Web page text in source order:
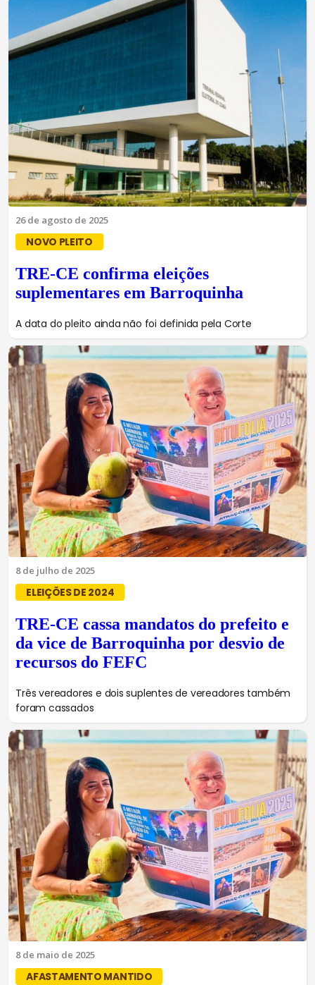
26 de agosto de 2025
NOVO PLEITO
TRE-CE confirma eleições
suplementares em Barroquinha
A data do pleito ainda não foi definida pela Corte
8 de julho de 2025
ELEIÇÕES DE 2024
TRE-CE cassa mandatos do prefeito e
da vice de Barroquinha por desvio de
recursos do FEFC
Três vereadores e dois suplentes de vereadores também
foram cassados
8 de maio de 2025
AFASTAMENTO MANTIDO